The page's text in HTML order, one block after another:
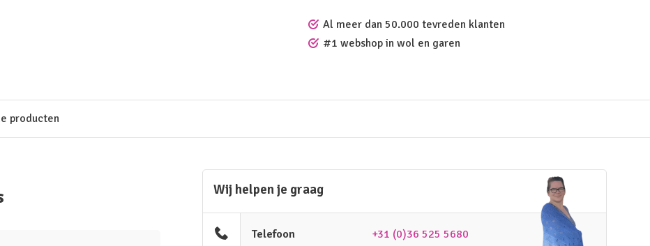
Al meer dan 50.000 tevreden klanten
#1 webshop in wol en garen
producten
Wij helpen je graag
Telefoon +31 (0)36 525 5680